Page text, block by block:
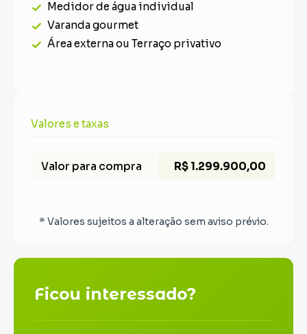
Medidor de água individual
Varanda gourmet
Área externa ou Terraço privativo
Valores e taxas
Valor para compra R$ 1.299.900,00
* Valores sujeitos a alteração sem aviso prévio.
Ficou interessado?